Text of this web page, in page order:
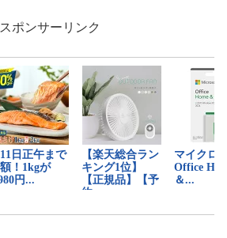
スポンサーリンク